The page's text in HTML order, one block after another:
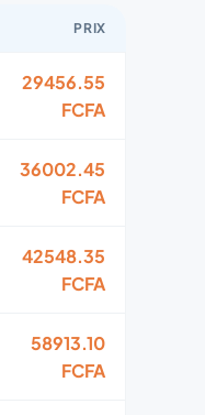
PRIX
29456.55
FCFA
36002.45
FCFA
42548.35
FCFA
58913.10
FCFA